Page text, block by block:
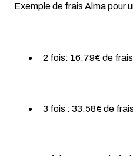
Exemple de frais Alma pour
2 fois: 16.79€ de
3 fois : 33.58€ de